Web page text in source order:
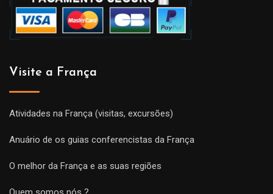
Visite a França
Atividades na França (visitas, excursões)
Anuário de os guias conferencistas da França
O melhor da França e as suas regiões